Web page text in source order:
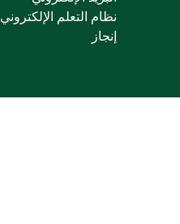
نظام التعلم الإلكتروني
إنجاز